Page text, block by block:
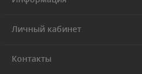
Личный кабинет
Контакты